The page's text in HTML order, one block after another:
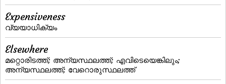
Expensiveness
വ്യയാധിക്യം
Elsewhere
മറ്റൊരിടത്ത്‌; അന്യസ്ഥലത്ത്‌; എവിടെയെങ്കിലും;
അന്യസ്ഥലത്ത്; വേറൊരുസ്ഥലത്ത്